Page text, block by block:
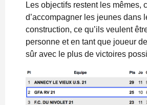
Les objectifs restent les mêmes,
d’accompagner les jeunes dans
construction, ce qu’ils veulent
personne et en tant que joueur
sûr avec le plus de victoires